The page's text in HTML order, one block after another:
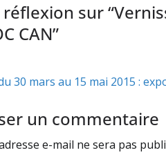
réflexion sur “
CAN”
30 mars au 15 mai 2015 :
un commentaire
e-mail ne sera pas